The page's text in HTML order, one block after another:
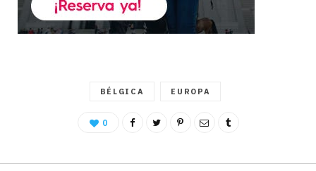
BÉLGICA EUROPA
0